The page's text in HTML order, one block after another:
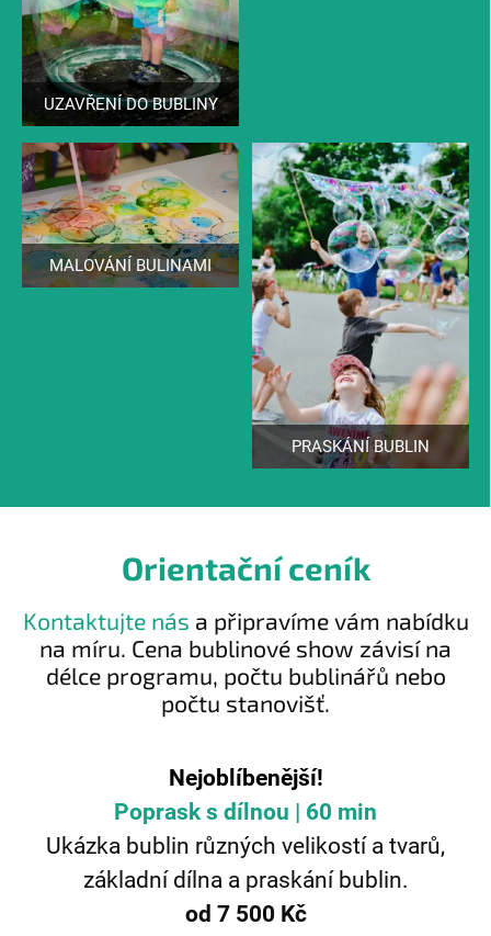
UZAVŘENÍ DO BUBLINY
MALOVÁNÍ BULINAMI
PRASKÁNÍ BUBLIN
Orientační ceník
Kontaktujte nás a připravíme vám nabídku
na míru. Cena bublinové show závisí na
délce programu, počtu bublinářů nebo
počtu stanovišť.
Nejoblíbenější!
Poprask s dílnou | 60 min
Ukázka bublin různých velikostí a tvarů,
základní dílna a praskání bublin.
od 7 500 Kč